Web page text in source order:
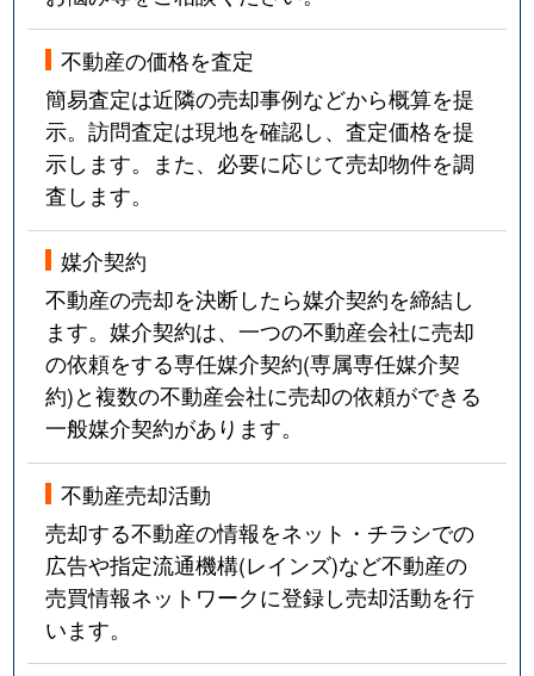
不動産の価格を査定
簡易査定は近隣の売却事例などから概算を提
示。訪問査定は現地を確認し、査定価格を提
示します。また、必要に応じて売却物件を調
査します。
媒介契約
不動産の売却を決断したら媒介契約を締結し
ます。媒介契約は、一つの不動産会社に売却
の依頼をする専任媒介契約(専属専任媒介契
約)と複数の不動産会社に売却の依頼ができる
一般媒介契約があります。
不動産売却活動
売却する不動産の情報をネット・チラシでの
広告や指定流通機構(レインズ)など不動産の
売買情報ネットワークに登録し売却活動を行
います。